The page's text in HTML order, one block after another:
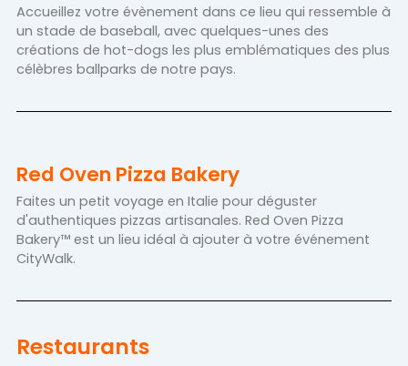
Accueillez votre évènement dans ce lieu qui ressemble à
un stade de baseball, avec quelques-unes des
créations de hot-dogs les plus emblématiques des plus
célèbres ballparks de notre pays.
Red Oven Pizza Bakery
Faites un petit voyage en Italie pour déguster
d'authentiques pizzas artisanales. Red Oven Pizza
Bakery™ est un lieu idéal à ajouter à votre événement
CityWalk.
Restaurants